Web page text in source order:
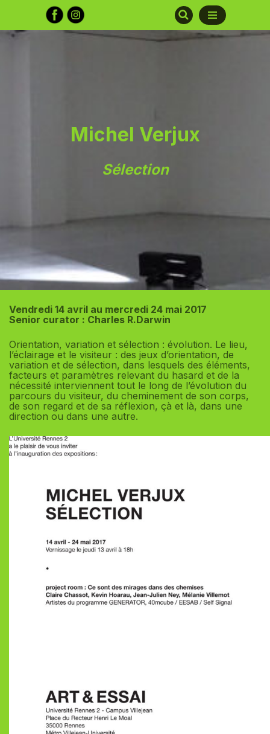
Aller
au
Michel Verjux
Sélection
Vendredi 14 avril au mercredi 24 mai 2017
Senior curator : Charles R.Darwin
Orientation, variation et sélection : évolution. Le lieu,
l’éclairage et le visiteur : des jeux d’orientation, de
variation et de sélection, dans lesquels des éléments,
facteurs et paramètres relevant du hasard et de la
nécessité interviennent tout le long de l’évolution du
parcours du visiteur, du cheminement de son corps,
de son regard et de sa réflexion, çà et là, dans une
direction ou dans une autre.